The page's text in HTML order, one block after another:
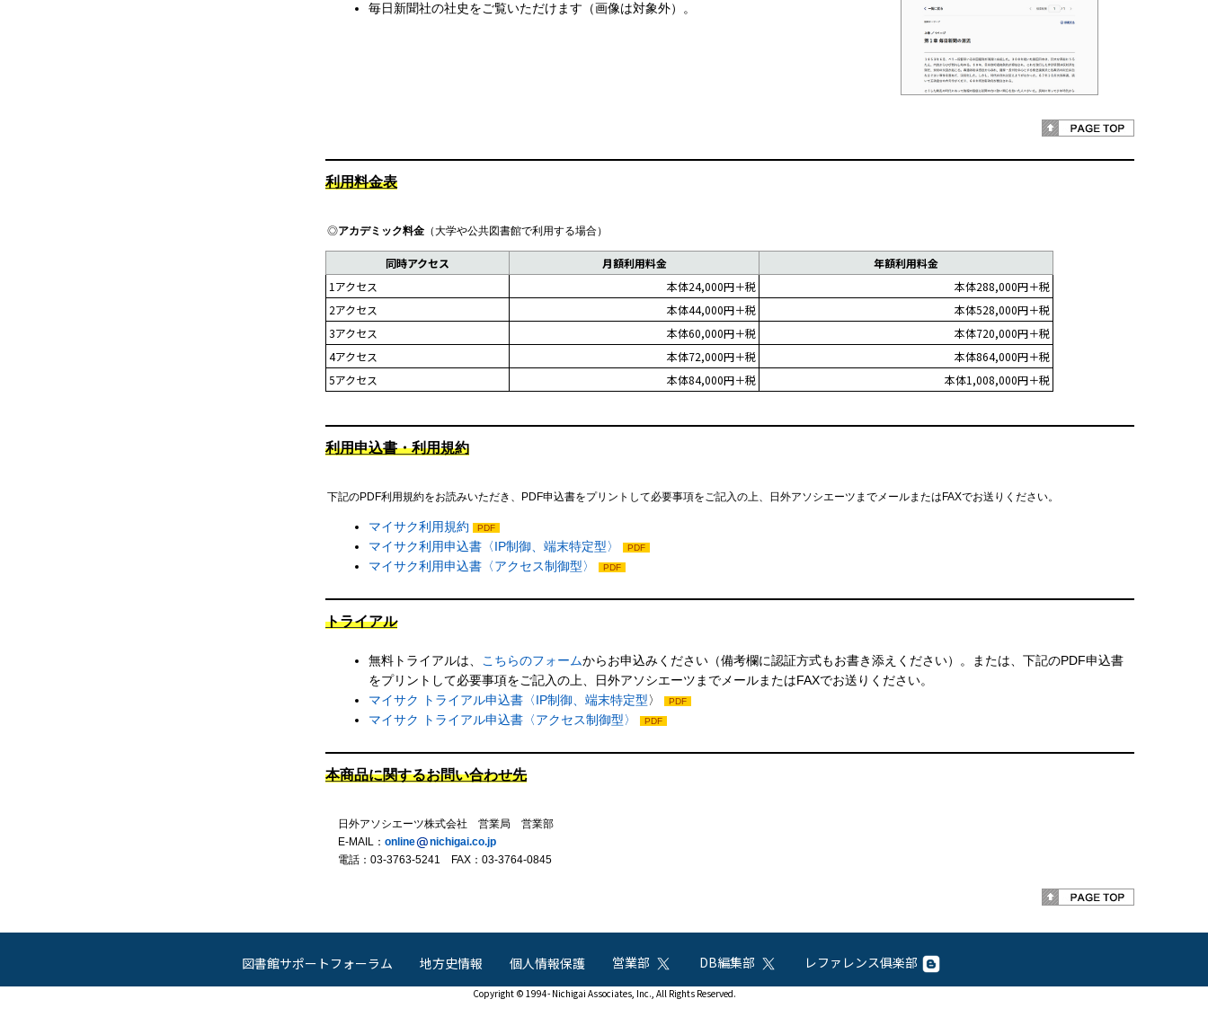
毎日新聞社の社史をご覧いただけます（画像は対象外）。
利用料金表
◎アカデミック料金 （大学や公共図書館で利用する場合）
同時アクセス 月額利用料金
年額利用料金
1アクセス
本体24,000円＋税
本体288,000円＋税
2アクセス
本体44,000円＋税
本体528,000円＋税
3アクセス
本体60,000円＋税
本体720,000円＋税
4アクセス
本体72,000円＋税
本体864,000円＋税
5アクセス
本体84,000円＋税 本体1,008,000円＋税
利用申込書・利用規約
下記のPDF利用規約をお読みいただき、PDF申込書をプリントして必要事項をご記入の上、日外アソシエーツまでメールまたはFAXでお送りください。
マイサク利用規約 PDF
マイサク利用申込書〈IP制御、端末特定型〉 PDF
マイサク利用申込書〈アクセス制御型〉 PDF
トライアル
無料トライアルは、 こちらのフォームからお申込みください（備考欄に認証方式もお書き添えください）。または、下記のPDF申込書
をプリントして必要事項をご記入の上、日外アソシエーツまでメールまたはFAXでお送りください。
マイサク トライアル申込書〈IP制御、端末特定型〉 PDF
マイサク トライアル申込書〈アクセス制御型〉 PDF
本商品に関するお問い合わせ先
日外アソシエーツ株式会社 営業局 営業部
E-MAIL： online
nichigai.co.jp
電話：03-3763-5241 FAX：03-3764-0845
図書館サポートフォーラム 地方史情報 個人情報保護 営業部 DB編集部 レファレンス俱楽部
Copyright © 1994- Nichigai Associates, Inc., All Rights Reserved.